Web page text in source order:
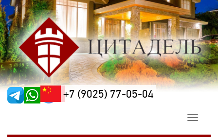
+7 (9025) 77-05-04
Toggle